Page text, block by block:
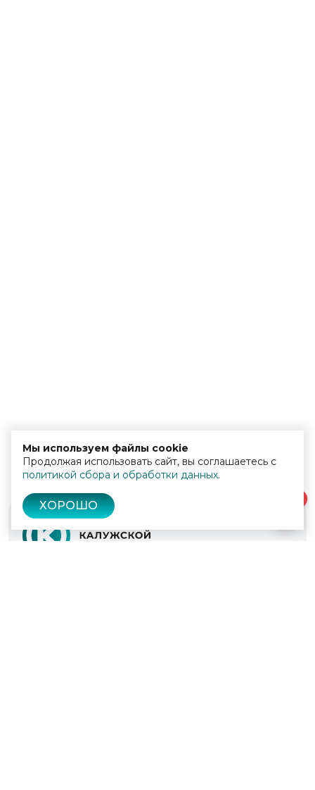
Мы используем файлы cookie
Продолжая использовать сайт, вы соглашаетесь с
политикой сбора и обработки данных.
ХОРОШО